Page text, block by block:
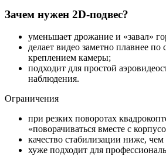
Зачем нужен 2D-подвес?
уменьшает дрожание и «завал»
делает видео заметно плавнее
креплением камеры;
подходит для простой
наблюдения.
Ограничения
при резких поворотах
«поворачиваться вместе с
качество стабилизации ниже,
хуже подходит для